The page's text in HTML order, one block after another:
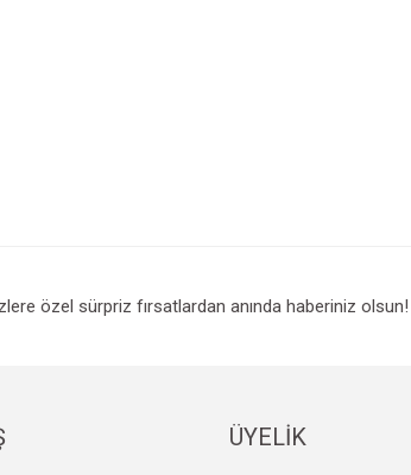
özel sürpriz fırsatlardan anında haberiniz olsun!
ÜYELİK